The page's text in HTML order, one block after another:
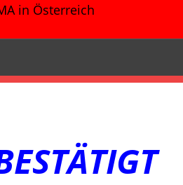
in Österreich